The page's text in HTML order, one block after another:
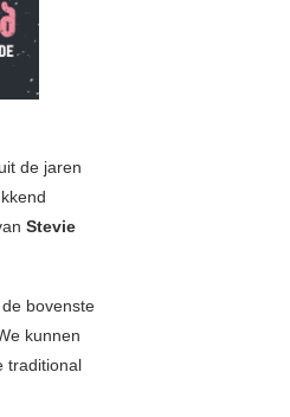
de jaren
Stevie
bovenste
kunnen
traditional